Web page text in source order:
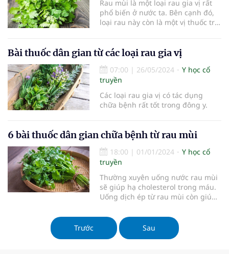
Rau mùi là một loại rau gia vị rất
phổ biến ở nước ta. Bên cạnh đó,
loại rau này còn là một vị thuốc trị
Bài thuốc dân gian từ các loại rau gia vị
07:00 | 26/05/2024
Y học cổ
truyền
Các loại rau gia vị có tác dụng
chữa bệnh rất tốt trong đông y.
6 bài thuốc dân gian chữa bệnh từ rau mùi
18:00 | 01/01/2024
Y học cổ
truyền
Thường xuyên uống nước rau mùi
sẽ giúp hạ cholesterol trong máu.
Uống dịch ép từ rau mùi còn giúp
các vitamin như A, C, B1...
Trước
Sau